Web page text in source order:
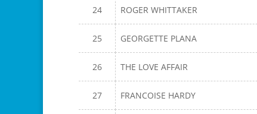
24 ROGER WHITTAKER
25 GEORGETTE PLANA
26 THE LOVE AFFAIR
27 FRANCOISE HARDY